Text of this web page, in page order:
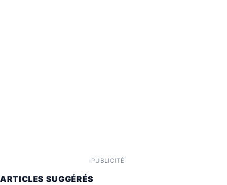
PUBLICITÉ
ARTICLES SUGGÉRÉS